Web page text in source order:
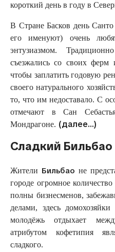
короткий день в году в
В Стране Басков день
его именуют) очень
энтузиазмом.
съезжались со своих
чтобы заплатить годовую
своего натурального
то, что им недоставало. С
отмечают в Сан
Мондрагоне. (далее…)
Сладкий Бильбао
Жители Бильбао не
городе огромное
полны бизнесменов,
делами, здесь
молодёжь отдыхает
атрибутом кофетипия
сладкого.